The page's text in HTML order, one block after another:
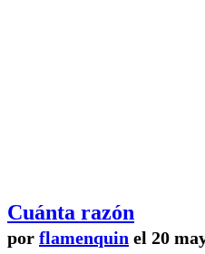
Cuánta razón
por flamenquin el 20